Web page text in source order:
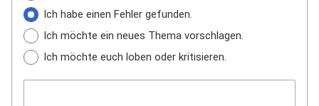
Ich habe einen Fehler gefunden.
Ich möchte ein neues Thema vorschlagen.
Ich möchte euch loben oder kritisieren.